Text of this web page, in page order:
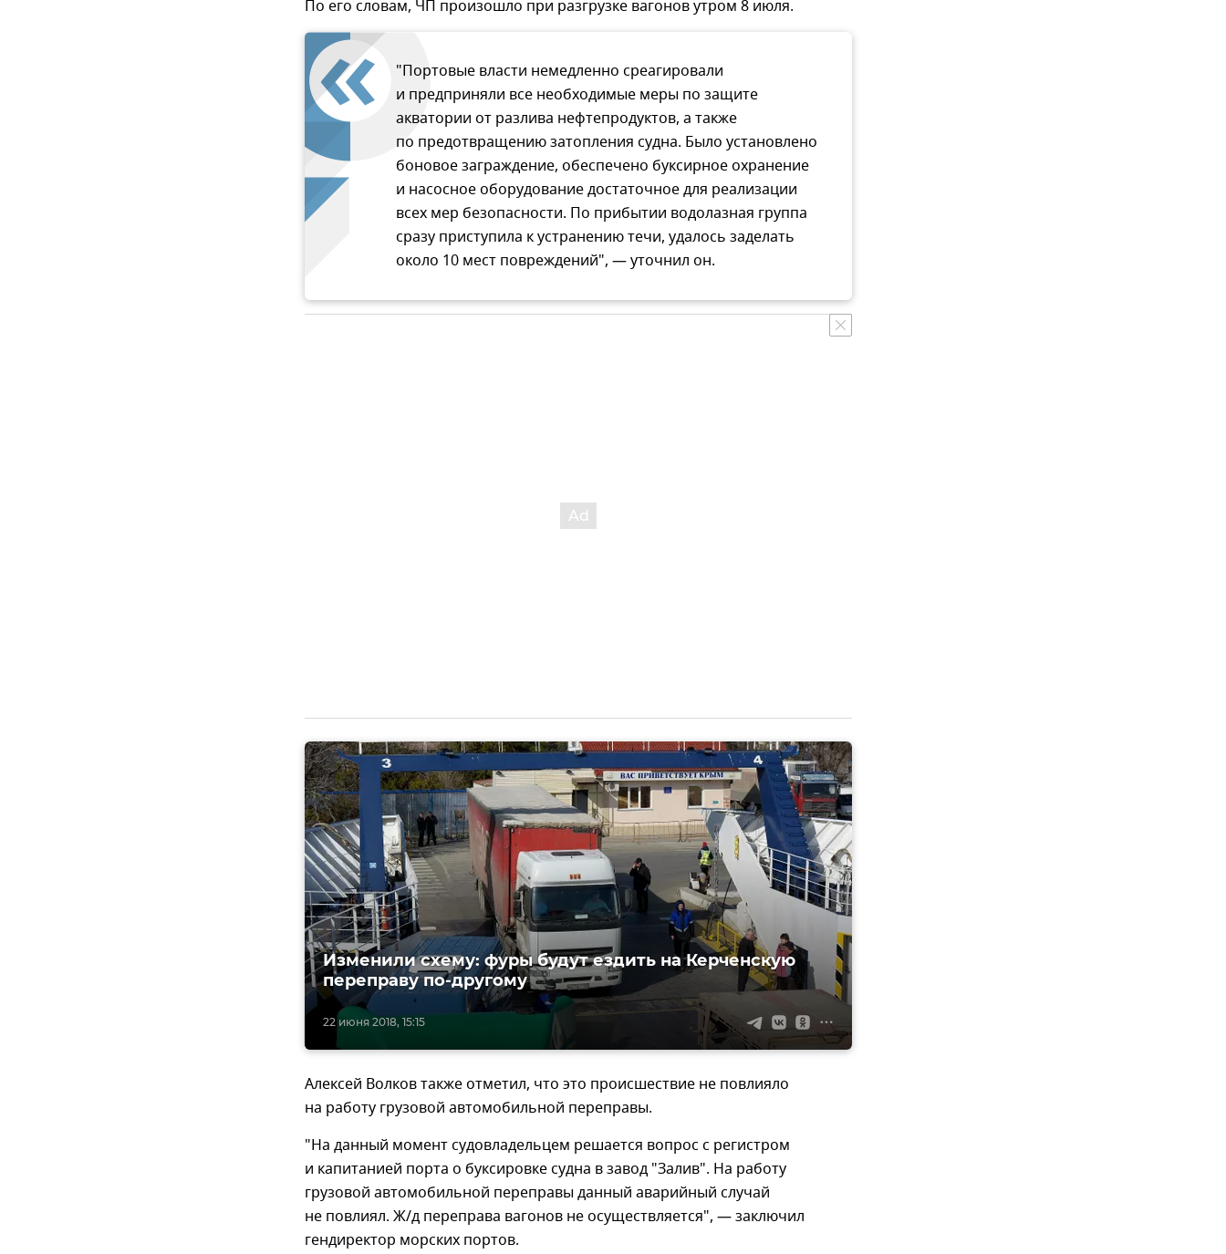
По его словам, ЧП произошло при разгрузке вагонов утром 8 июля.
"Портовые власти немедленно среагировали
и предприняли все необходимые меры по защите
акватории от разлива нефтепродуктов, а также
по предотвращению затопления судна. Было установлено
боновое заграждение, обеспечено буксирное охранение
и насосное оборудование достаточное для реализации
всех мер безопасности. По прибытии водолазная группа
сразу приступила к устранению течи, удалось заделать
около 10 мест повреждений", — уточнил он.
22 июня 2018, 15:15
Изменили схему: фуры будут ездить на Керченскую
переправу по-другому
Алексей Волков также отметил, что это происшествие не повлияло
на работу грузовой автомобильной переправы.
"На данный момент судовладельцем решается вопрос с регистром
и капитанией порта о буксировке судна в завод "Залив". На работу
грузовой автомобильной переправы данный аварийный случай
не повлиял. Ж/д переправа вагонов не осуществляется", — заключил
гендиректор морских портов.